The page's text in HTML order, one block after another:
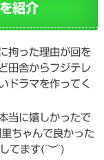
紹介
拘った理由が回を
田舎からフジテレ
ドラマを作ってく
当に嬉しかったで
ちゃんで良かった
てます(˙︶˙)